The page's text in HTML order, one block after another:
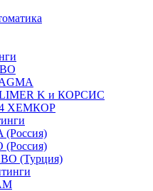
K и КОРСИС
ХЕМКОР
(Россия)
(Россия)
(Турция)